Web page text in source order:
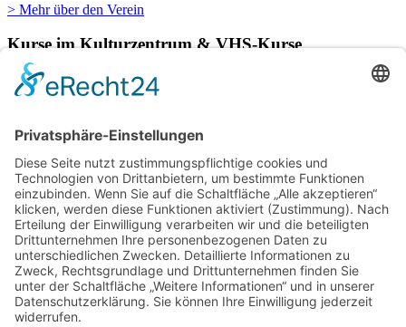
> Mehr über den Verein
Kurse im Kulturzentrum & VHS-Kurse
Räumlichkeiten im Kulturzentrum für einige ihrer Kurse.
> Hier finden Sie eine aktuelle Übersicht.
Newsletter
Über alle Konzerte und Kurse informiert bleiben?
Wenn Sie unseren Newsletter abonnieren, erhalten Sie Infos zu